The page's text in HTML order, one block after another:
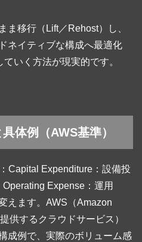
ま移行（Lift／Rehost）し、
ネイティブな構成へ最適化
ていく方法が現実的です。
体例（AWS基準）
Capital Expenditure：設備投
Expense：運用
えます。AWS（Amazon
供するクラウドサービス）
成例で、実際のボリューム感